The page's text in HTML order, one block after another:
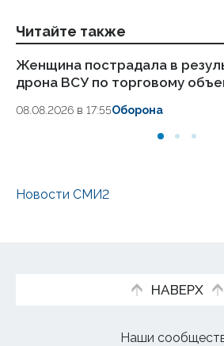
Читайте также
Женщина пострадала в
дрона ВСУ по торговому
08.08.2026 в 17:55Оборона
Новости СМИ2
НАВЕРХ
Наши